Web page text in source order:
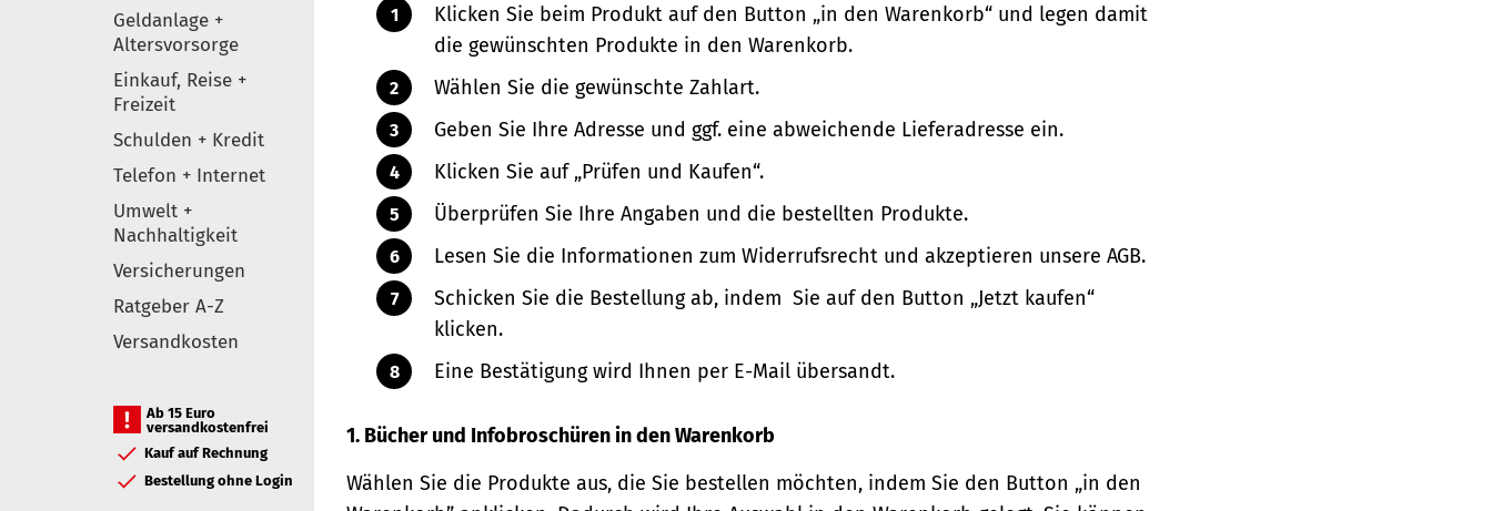
Geldanlage +
Altersvorsorge
Einkauf, Reise +
Freizeit
Schulden + Kredit
Telefon + Internet
Umwelt +
Nachhaltigkeit
Versicherungen
Ratgeber A-Z
Versandkosten
Ab 15 Euro
versandkostenfrei
Kauf auf Rechnung
Bestellung ohne Login
Klicken Sie beim Produkt auf den Button „in den Warenkorb“ und legen damit
die gewünschten Produkte in den Warenkorb.
Wählen Sie die gewünschte Zahlart.
Geben Sie Ihre Adresse und ggf. eine abweichende Lieferadresse ein.
Klicken Sie auf „Prüfen und Kaufen“.
Überprüfen Sie Ihre Angaben und die bestellten Produkte.
Lesen Sie die Informationen zum Widerrufsrecht und akzeptieren unsere AGB.
Schicken Sie die Bestellung ab, indem Sie auf den Button „Jetzt kaufen“
klicken.
Eine Bestätigung wird Ihnen per E-Mail übersandt.
1. Bücher und Infobroschüren in den Warenkorb
Wählen Sie die Produkte aus, die Sie bestellen möchten, indem Sie den Button „in den